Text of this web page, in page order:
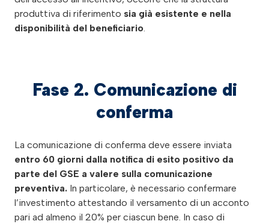
produttiva di riferimento sia già esistente e nella
disponibilità del beneficiario.
Fase 2. Comunicazione di
conferma
La comunicazione di conferma deve essere inviata
entro 60 giorni dalla notifica di esito positivo da
parte del GSE a valere sulla comunicazione
preventiva. In particolare, è necessario confermare
l’investimento attestando il versamento di un acconto
pari ad almeno il 20% per ciascun bene. In caso di